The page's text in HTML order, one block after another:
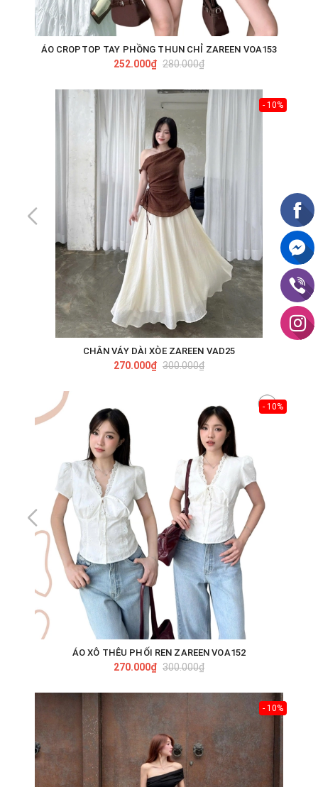
ÁO CROPTOP TAY PHỒNG THUN CHỈ ZAREEN VOA153
252.000₫ 280.000₫
- 10%
CHÂN VÁY DÀI XÒE ZAREEN VAD25
270.000₫ 300.000₫
- 10%
ÁO XÔ THÊU PHỐI REN ZAREEN VOA152
270.000₫ 300.000₫
- 10%